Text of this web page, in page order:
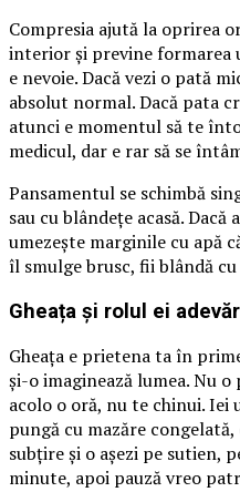
Compresia ajută la oprirea
interior și previne formarea
e nevoie. Dacă vezi o pată
absolut normal. Dacă pata
atunci e momentul să te
medicul, dar e rar să se
Pansamentul se schimbă
sau cu blândețe acasă.
umezește marginile cu apă
îl smulge brusc, fii blândă cu
Gheața și rolul ei
Gheața e prietena ta în
și-o imaginează lumea. Nu
acolo o oră, nu te chinui. Iei
pungă cu mazăre
subțire și o așezi pe sutien,
minute, apoi pauză vreo